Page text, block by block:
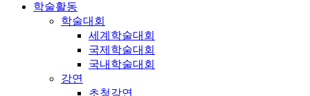
학술활동
학술대회
세계학술대회
국제학술대회
국내학술대회
강연
초청강연